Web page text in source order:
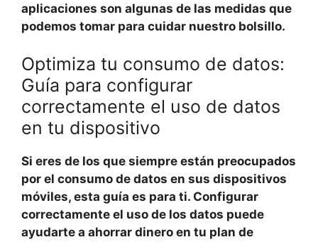
aplicaciones son algunas de las medidas que
podemos tomar para cuidar nuestro bolsillo.
Optimiza tu consumo de datos:
Guía para configurar
correctamente el uso de datos
en tu dispositivo
Si eres de los que siempre están preocupados
por el consumo de datos en sus dispositivos
móviles, esta guía es para ti. Configurar
correctamente el uso de los datos puede
ayudarte a ahorrar dinero en tu plan de